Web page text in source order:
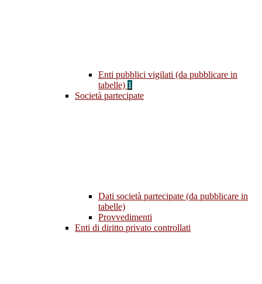
Enti pubblici vigilati (da pubblicare in
tabelle) 1
Società partecipate
Dati società partecipate (da pubblicare in
tabelle)
Provvedimenti
Enti di diritto privato controllati